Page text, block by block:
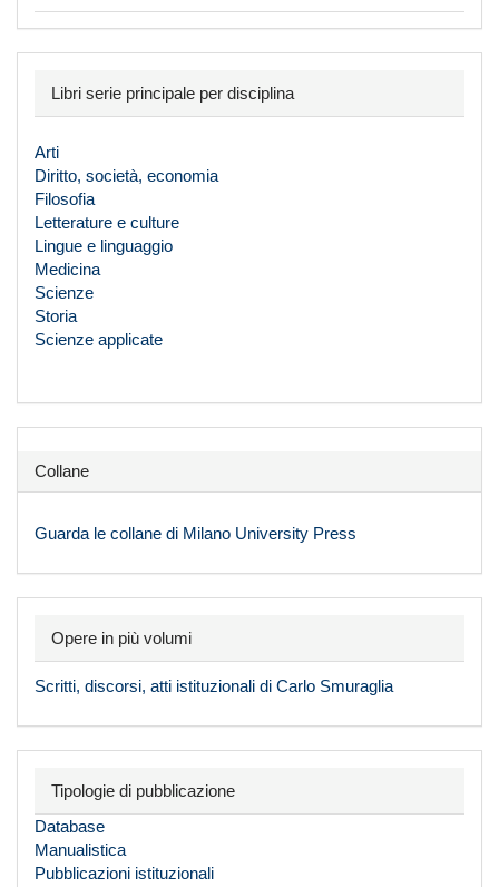
Libri serie principale per disciplina
Arti
Diritto, società, economia
Filosofia
Letterature e culture
Lingue e linguaggio
Medicina
Scienze
Storia
Scienze applicate
Collane
Guarda le collane di Milano University Press
Opere in più volumi
Scritti, discorsi, atti istituzionali di Carlo Smuraglia
Tipologie di pubblicazione
Database
Manualistica
Pubblicazioni istituzionali